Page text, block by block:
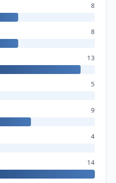
8
8
13
5
9
4
14